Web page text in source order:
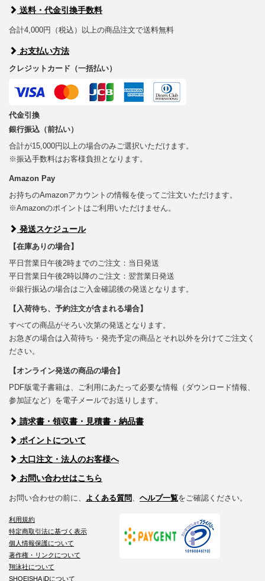
送料・代金引換手数料
合計4,000円（税込）以上の商品注文で送料無料
お支払い方法
クレジットカード（一括払い）
代金引換
銀行振込（前払い）
合計が15,000円以上の場合のみご選択いただけます。
※振込手数料はお客様負担となります。
Amazon Pay
お持ちのAmazonアカウントの情報を使ってご注文いただけます。
※Amazonのポイントはご利用いただけません。
発送スケジュール
【在庫ありの場合】
平日営業日午後2時までのご注文：当日発送
平日営業日午後2時以降のご注文：翌営業日発送
※銀行振込の場合はご入金確認後の発送となります。
【入荷待ち、予約注文が含まれる場合】
すべての商品がそろい次第の発送となります。
お急ぎの場合は入荷待ち・発売予定の商品とそれ以外を分けてご注文く
ださい。
【オンライン発送の商品の場合】
PDF版電子書籍は、ご利用にあたって必要な情報（ダウンロード情報、
参加証など）を電子メールでお送りします。
請求書・領収書・見積書・納品書
ポイントについて
大口注文・法人のお客様へ
お問い合わせはこちら
お問い合わせの前に、 よくある質問 ヘルプ一覧をご確認ください。
利用規約
特定商取引法に基づく表示
個人情報保護について
著作権・リンクについて
翔泳社について
SHOEISHA iDについて